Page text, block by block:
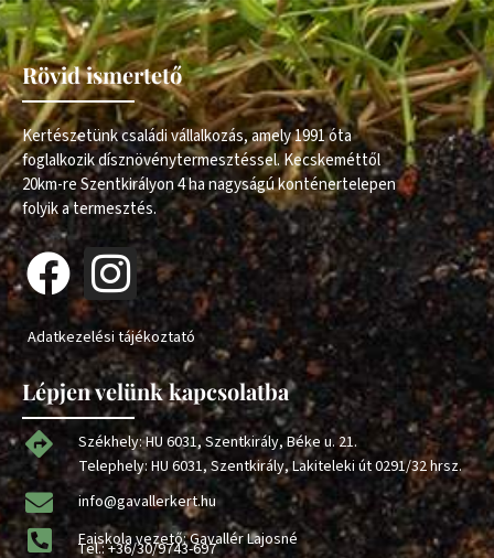
Rövid ismertető
Kertészetünk családi vállalkozás, amely 1991 óta
foglalkozik dísznövénytermesztéssel. Kecskeméttől
20km-re Szentkirályon 4 ha nagyságú konténertelepen
folyik a termesztés.
Adatkezelési tájékoztató
Lépjen velünk kapcsolatba
Székhely: HU 6031, Szentkirály, Béke u. 21.
Telephely: HU 6031, Szentkirály, Lakiteleki út 0291/32 hrsz.
info@gavallerkert.hu
Faiskola vezető: Gavallér Lajosné
Tel.:+36/30/9743-697